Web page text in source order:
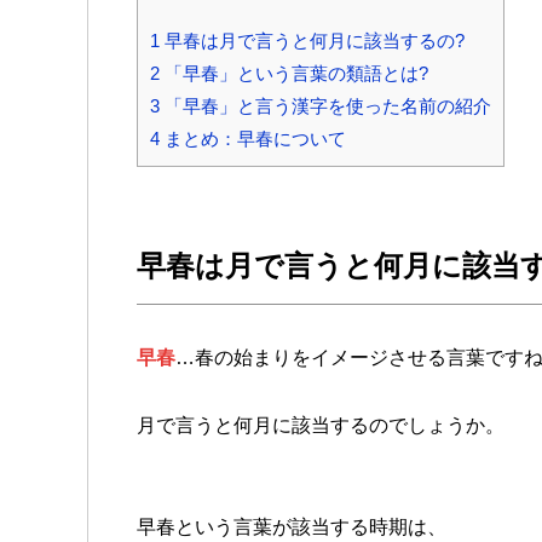
1 早春は月で言うと何月に該当するの?
2 「早春」という言葉の類語とは?
3 「早春」と言う漢字を使った名前の紹介
4 まとめ：早春について
早春は月で言うと何月に該当
早春…春の始まりをイメージさせる言葉ですね
月で言うと何月に該当するのでしょうか。
早春という言葉が該当する時期は、